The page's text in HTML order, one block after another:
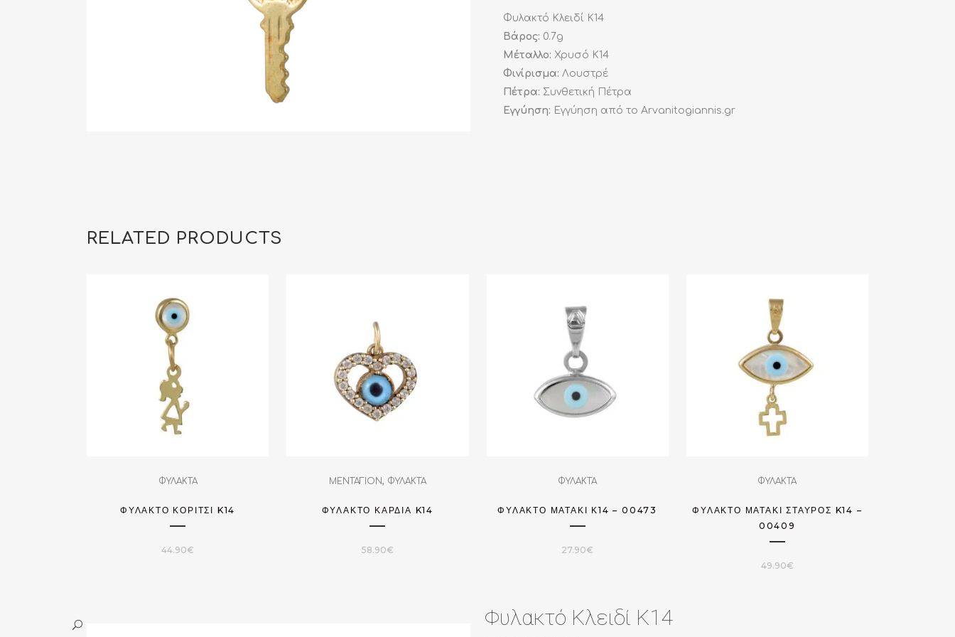
Φυλακτό Κλειδί K14
Βάρος: 0.7g
Μέταλλο: Χρυσό K14
Φινίρισμα: Λουστρέ
Πέτρα: Συνθετική Πέτρα
Εγγύηση: Εγγύηση από το Arvanitogiannis.gr
RELATED PRODUCTS
ΦΥΛΑΚΤΑ
ΦΥΛΑΚΤΌ ΚΟΡΊΤΣΙ K14
44.90€
ΜΕΝΤΑΓΙΟΝ, ΦΥΛΑΚΤΑ
ΦΥΛΑΚΤΌ ΚΑΡΔΙΆ K14
58.90€
ΦΥΛΑΚΤΑ
ΦΥΛΑΚΤΌ ΜΑΤΆΚΙ Κ14 – 00473
27.90€
ΦΥΛΑΚΤΑ
ΦΥΛΑΚΤΌ ΜΑΤΆΚΙ ΣΤΑΥΡΌΣ K14 –
00409
49.90€
Φυλακτό Κλειδί K14